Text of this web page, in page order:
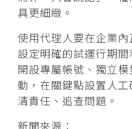
具更細緻。
使用代理人要在企業內
設定明確的試運行期
開設專屬帳號、獨立
動，在關鍵點設置人
清責任、追查問題。
新聞來源：